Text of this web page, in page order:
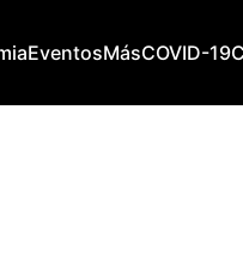
EventosMásCOVID-19